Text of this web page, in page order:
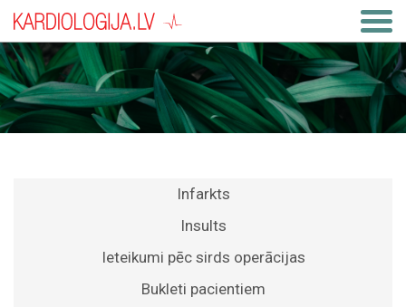
Infarkts
Insults
Ieteikumi pēc sirds operācijas
Bukleti pacientiem